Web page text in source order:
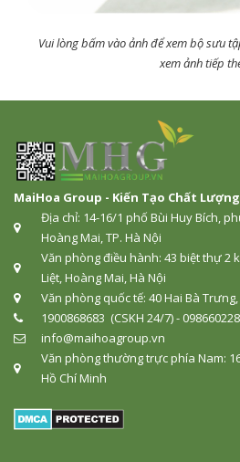
Vui lòng bấm vào ảnh để xem bộ sưu
xem ảnh tiếp
MaiHoa Group - Kiến Tạo Chất
Địa chỉ: 14-16/1 phố Bùi Huy Bích,
Hoàng Mai, TP. Hà Nội
Văn phòng điều hành: 43 biệt thự 2
Liệt, Hoàng Mai, Hà Nội
Văn phòng quốc tế: 40 Hai Bà
1900868683 (CSKH 24/7) -
info@maihoagroup.vn
Văn phòng thường trực phía Nam:
Hồ Chí Minh